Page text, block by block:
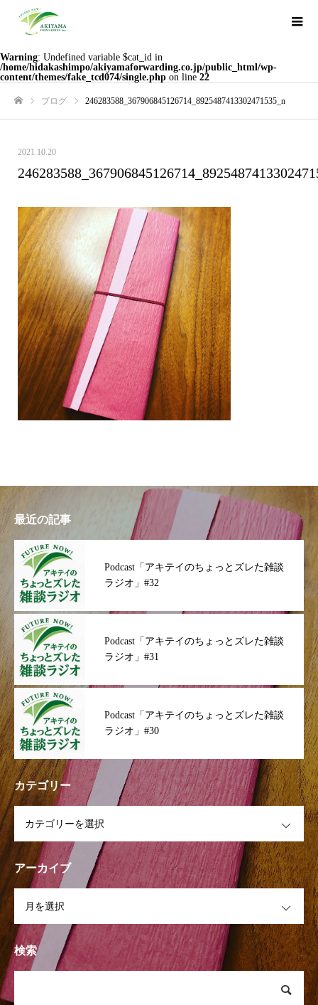
Warning: Undefined variable $cat_id in
/home/hidakashimpo/akiyamaforwarding.co.jp/public_html/wp-
content/themes/fake_tcd074/single.php on line 22
ブログ 246283588_367906845126714_8925487413302471535_n
2021.10.20
最近の記事
Podcast「アキテイのちょっとズレた雑談
ラジオ」#32
Podcast「アキテイのちょっとズレた雑談
ラジオ」#31
Podcast「アキテイのちょっとズレた雑談
ラジオ」#30
カテゴリー
アーカイブ
検索